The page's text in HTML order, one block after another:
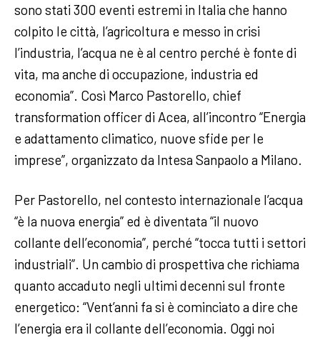
sono stati 300 eventi estremi in Italia che hanno
colpito le città, l’agricoltura e messo in crisi
l’industria, l’acqua ne è al centro perché è fonte di
vita, ma anche di occupazione, industria ed
economia”. Così Marco Pastorello, chief
transformation officer di Acea, all’incontro “Energia
e adattamento climatico, nuove sfide per le
imprese”, organizzato da Intesa Sanpaolo a Milano.
Per Pastorello, nel contesto internazionale l’acqua
“è la nuova energia” ed è diventata “il nuovo
collante dell’economia”, perché “tocca tutti i settori
industriali”. Un cambio di prospettiva che richiama
quanto accaduto negli ultimi decenni sul fronte
energetico: “Vent’anni fa si è cominciato a dire che
l’energia era il collante dell’economia. Oggi noi